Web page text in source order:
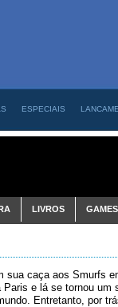
ESPECIAIS
LIVROS GAMES
sua caça aos Smurfs
Paris e lá se tornou um
Entretanto, por